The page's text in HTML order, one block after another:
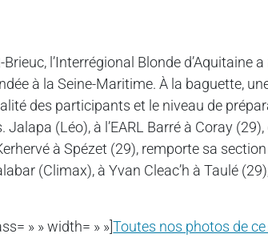
l’Interrégional Blonde d’Aquitaine
à la Seine-Maritime. À la baguette,
des participants et le niveau de
(Léo), à l’EARL Barré à Coray
à Spézet (29), remporte sa
(Climax), à Yvan Cleac’h à Taulé
» » width= » »]Toutes nos photos de